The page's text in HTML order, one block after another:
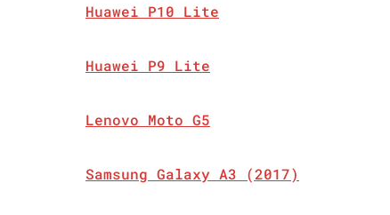
Huawei P10 Lite
Huawei P9 Lite
Lenovo Moto G5
Samsung Galaxy A3 (2017)